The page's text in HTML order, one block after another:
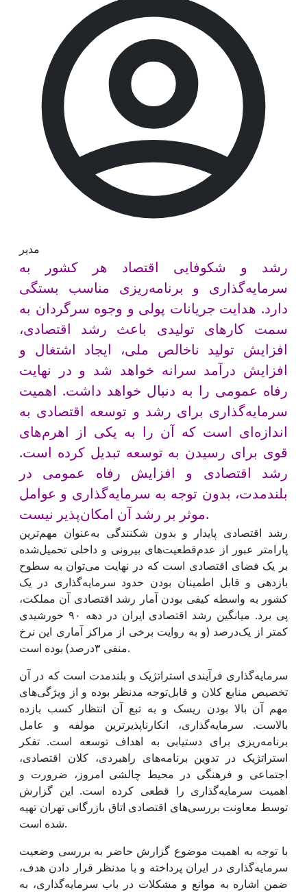
مدیر
رشد و شکوفایی اقتصاد هر کشور به
سرمایه‌گذاری و برنامه‌ریزی مناسب بستگی
دارد. هدایت جریانات پولی و وجوه سرگردان به
سمت کارهای تولیدی باعث رشد اقتصادی،
افزایش تولید ناخالص ملی، ایجاد اشتغال و
افزایش درآمد سرانه خواهد شد و در نهایت
رفاه عمومی را به دنبال خواهد داشت. اهمیت
سرمایه‌گذاری برای رشد و توسعه اقتصادی به
اندازه‌ای است که آن را به یکی از اهرم‌های
قوی برای رسیدن به توسعه تبدیل کرده است.
رشد اقتصادی و افزایش رفاه عمومی در
بلندمدت، بدون توجه به سرمایه‌گذاری و عوامل
موثر بر رشد آن امکان‌پذیر نیست.
رشد اقتصادی پایدار و بدون شکنندگی به‌عنوان مهم‌ترین
پارامتر عبور از عدم‌قطعیت‌‌‌های بیرونی و داخلی تحمیل‌شده
بر یک فضای اقتصادی است که در نهایت می‌‌‌توان به سطوح
بازدهی و قابل اطمینان بودن حدود سرمایه‌گذاری در یک
کشور به واسطه کیفی بودن آمار رشد اقتصادی آن مملکت،
پی برد. میانگین رشد اقتصادی ایران در دهه ۹۰ خورشیدی
کمتر از یک‌‌درصد (و به روایت برخی از مراکز آماری این نرخ
منفی ۳درصد) بوده است.
سرمایه‌گذاری فرآیندی استراتژیک و بلندمدت است که در آن
تخصیص منابع کلان و قابل‌توجه مدنظر بوده و از ویژگی‌‌‌های
مهم آن بالا بودن ریسک و به تبع آن انتظار کسب بازده
بالاست. سرمایه‌گذاری، انکارناپذیر‌ترین مولفه و عامل
برنامه‌ریزی برای دستیابی به اهداف توسعه است. تفکر
استراتژیک در تدوین برنامه‌های راهبردی، کلان اقتصادی،
اجتماعی و فرهنگی در محیط چالشی امروز، ضرورت و
اهمیت سرمایه‌گذاری را قطعی کرده است. این گزارش
توسط معاونت بررسی‌‌‌های اقتصادی اتاق بازرگانی تهران تهیه
شده است.
با توجه به اهمیت موضوع گزارش حاضر به بررسی وضعیت
سرمایه‌گذاری در ایران پرداخته و با مدنظر قرار دادن هدف،
ضمن اشاره به موانع و مشکلات در باب سرمایه‌‌‌‌گذاری، به